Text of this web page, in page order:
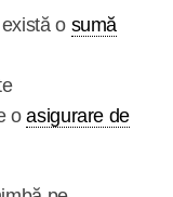
o sumă
o asigurare de